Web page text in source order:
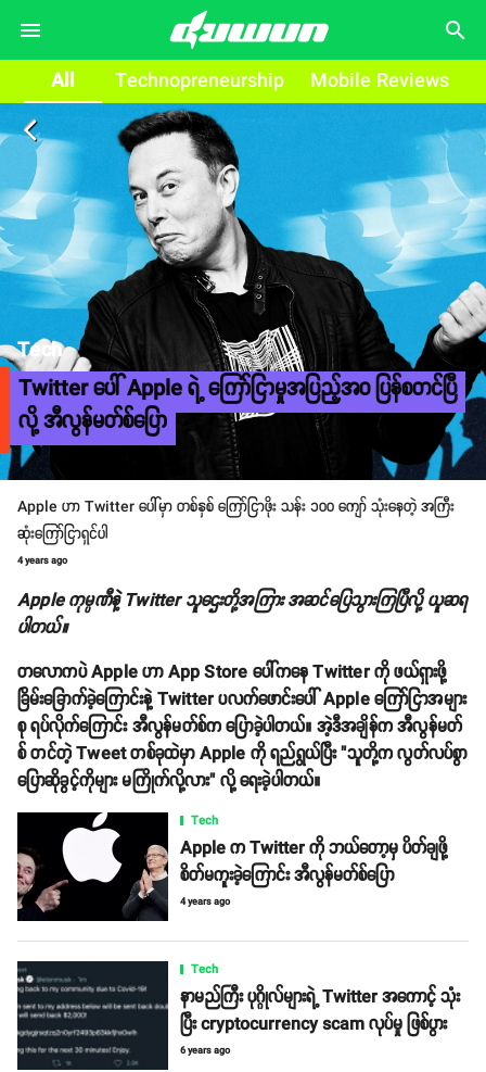
search
All Technopreneurship Mobile Reviews
arrow_back_ios
Tech
Twitter ပေါ် Apple ရဲ့ ကြော်ငြာမှုအပြည့်အဝ ပြန်စတင်ပြီ
လို့ အီလွန်မတ်စ်ပြော
Apple ဟာ Twitter ပေါ်မှာ တစ်နှစ် ကြော်ငြာဖိုး သန်း ၁၀၀ ကျော် သုံးနေတဲ့ အကြီး
ဆုံးကြော်ငြာရှင်ပါ
4 years ago
Apple ကုမ္ပဏီနဲ့ Twitter သူဌေးတို့အကြား အဆင်ပြေသွားကြပြီလို့ ယူဆရ
ပါတယ်။
တလောကပဲ Apple ဟာ App Store ပေါ်ကနေ Twitter ကို ဖယ်ရှားဖို့
ခြိမ်းခြောက်ခဲ့ကြောင်းနဲ့ Twitter ပလက်ဖောင်းပေါ် Apple ကြော်ငြာအများ
စု ရပ်လိုက်ကြောင်း အီလွန်မတ်စ်က ပြောခဲ့ပါတယ်။ အဲ့ဒီအချိန်က အီလွန်မတ်
စ် တင်တဲ့ Tweet တစ်ခုထဲမှာ Apple ကို ရည်ရွယ်ပြီး "သူတို့က လွတ်လပ်စွာ
ပြောဆိုခွင့်ကိုများ မကြိုက်လို့လား" လို့ ရေးခဲ့ပါတယ်။
Tech
Apple က Twitter ကို ဘယ်တော့မှ ပိတ်ချဖို့
စိတ်မကူးခဲ့ကြောင်း အီလွန်မတ်စ်ပြော
4 years ago
Tech
နာမည်ကြီး ပုဂ္ဂိုလ်များရဲ့ Twitter အကောင့် သုံး
ပြီး cryptocurrency scam လုပ်မှု ဖြစ်ပွား
6 years ago